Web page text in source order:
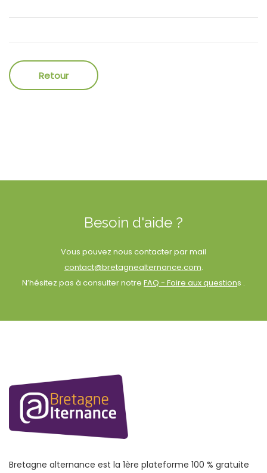
Besoin d'aide ?
Vous pouvez nous contacter par mail
contact@bretagnealternance.com.
N’hésitez pas à consulter notre FAQ - Foire aux questions .
Bretagne alternance est la 1ère plateforme 100 % gratuite